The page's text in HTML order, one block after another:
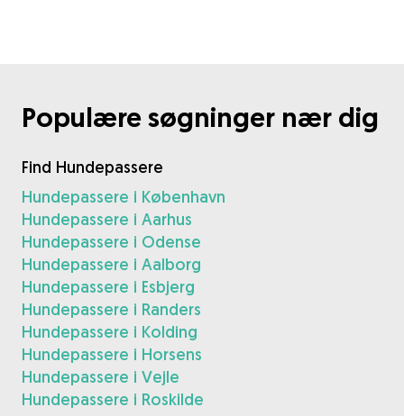
Populære søgninger nær dig
Find Hundepassere
Hundepassere i København
Hundepassere i Aarhus
Hundepassere i Odense
Hundepassere i Aalborg
Hundepassere i Esbjerg
Hundepassere i Randers
Hundepassere i Kolding
Hundepassere i Horsens
Hundepassere i Vejle
Hundepassere i Roskilde